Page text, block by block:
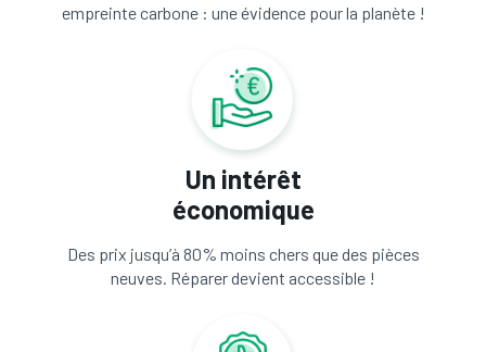
empreinte carbone : une évidence pour la planète !
Un intérêt
économique
Des prix jusqu’à 80% moins chers que des pièces
neuves. Réparer devient accessible !